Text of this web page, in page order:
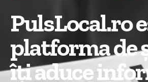
PulsLocal.ro
platforma de
îți aduce